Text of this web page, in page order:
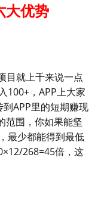
大优势
目就上千来说一点
100+，APP上大家
APP里的短期赚现
范围，你如果能坚
最少都能得到最低
268=45倍，这